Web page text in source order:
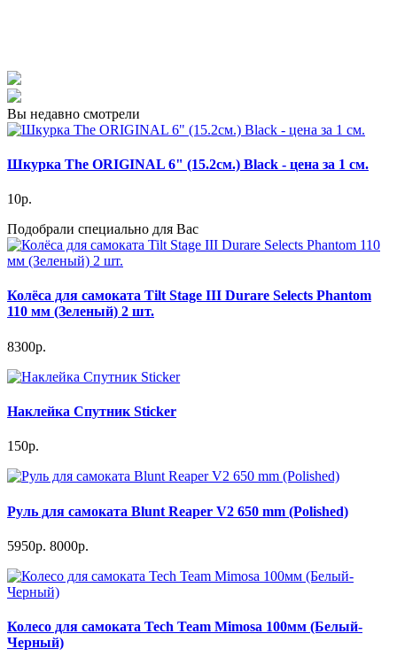
Вы недавно смотрели
Шкурка The ORIGINAL 6" (15.2см.) Black - цена за 1 см.
10р.
Подобрали специально для Вас
Колёсa для самоката Tilt Stage III Durare Selects Phantom
110 мм (Зеленый) 2 шт.
8300р.
Наклейка Спутник Sticker
150р.
Руль для самоката Blunt Reaper V2 650 mm (Polished)
5950р. 8000р.
Колесо для самоката Tech Team Mimosa 100мм (Белый-
Черный)